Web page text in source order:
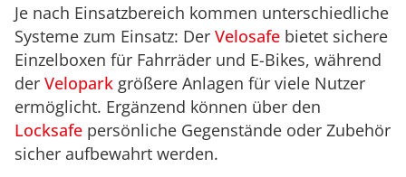
Je nach Einsatzbereich kommen unterschiedliche
Systeme zum Einsatz: Der Velosafe bietet sichere
Einzelboxen für Fahrräder und E-Bikes, während
der Velopark größere Anlagen für viele Nutzer
ermöglicht. Ergänzend können über den
Locksafe persönliche Gegenstände oder Zubehör
sicher aufbewahrt werden.